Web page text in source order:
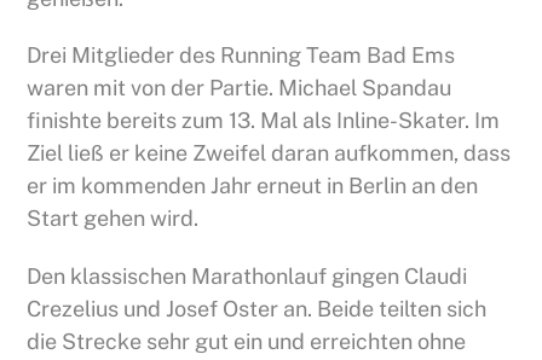
Drei Mitglieder des Running Team Bad Ems
waren mit von der Partie. Michael Spandau
finishte bereits zum 13. Mal als Inline-Skater. Im
Ziel ließ er keine Zweifel daran aufkommen, dass
er im kommenden Jahr erneut in Berlin an den
Start gehen wird.
Den klassischen Marathonlauf gingen Claudi
Crezelius und Josef Oster an. Beide teilten sich
die Strecke sehr gut ein und erreichten ohne